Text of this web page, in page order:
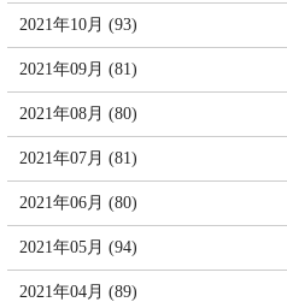
2021年10月 (93)
2021年09月 (81)
2021年08月 (80)
2021年07月 (81)
2021年06月 (80)
2021年05月 (94)
2021年04月 (89)